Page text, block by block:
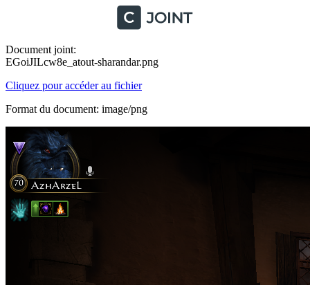
Document joint:
EGoiJILcw8e_atout-sharandar.png
Cliquez pour accéder au fichier
Format du document: image/png